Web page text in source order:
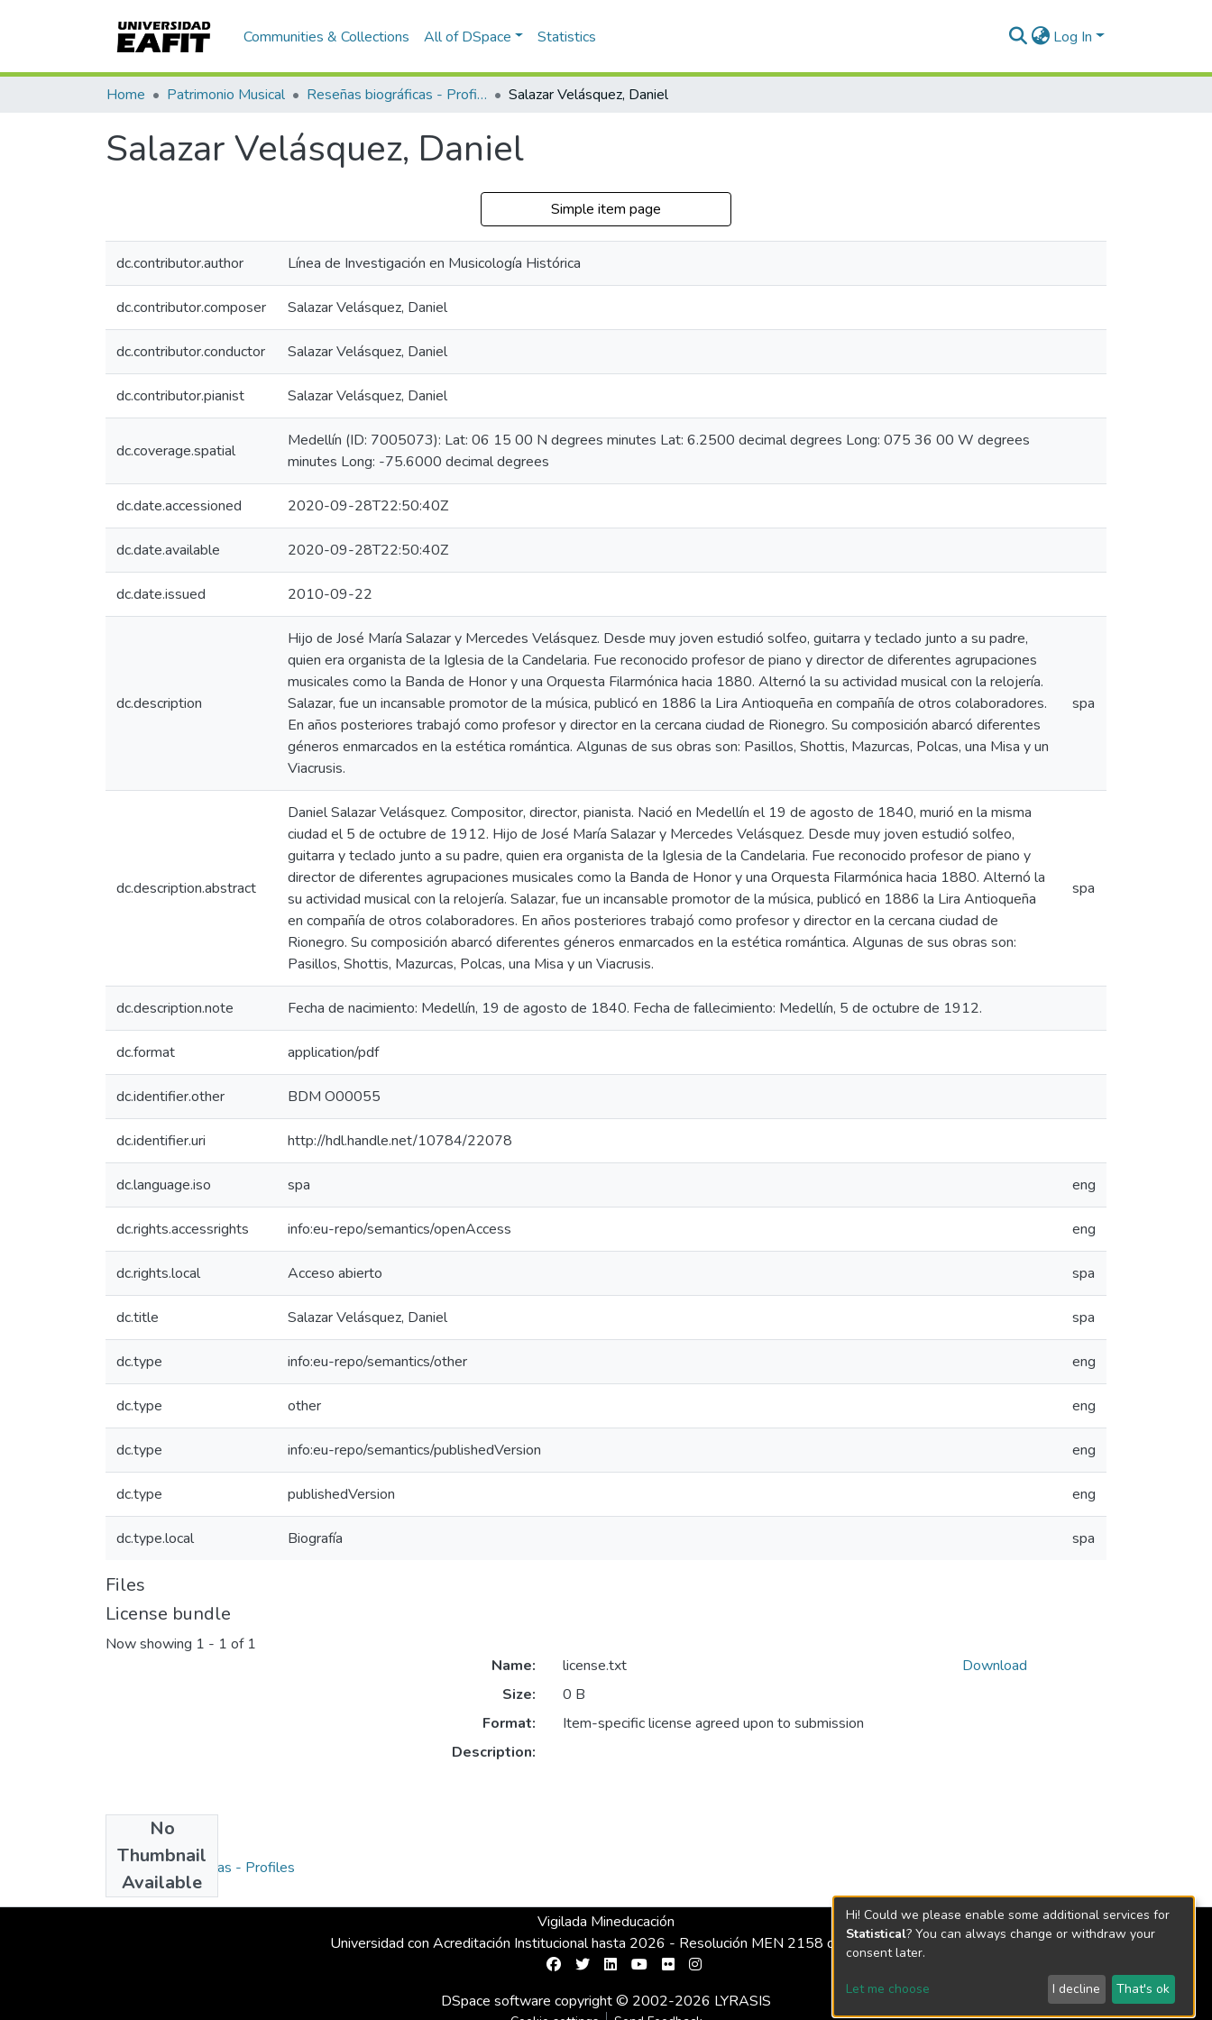
Communities & Collections All of DSpace Statistics Log In
Home Patrimonio Musical Reseñas biográficas - Profiles Salazar Velásquez, Daniel
Salazar Velásquez, Daniel
Simple item page
dc.contributor.author Línea de Investigación en Musicología Histórica
dc.contributor.composer Salazar Velásquez, Daniel
dc.contributor.conductor Salazar Velásquez, Daniel
dc.contributor.pianist Salazar Velásquez, Daniel
dc.coverage.spatial
Medellín (ID: 7005073): Lat: 06 15 00 N degrees minutes Lat: 6.2500 decimal degrees Long: 075 36 00 W degrees
minutes Long: -75.6000 decimal degrees
dc.date.accessioned 2020-09-28T22:50:40Z
dc.date.available 2020-09-28T22:50:40Z
dc.date.issued 2010-09-22
dc.description
Hijo de José María Salazar y Mercedes Velásquez. Desde muy joven estudió solfeo, guitarra y teclado junto a su padre,
quien era organista de la Iglesia de la Candelaria. Fue reconocido profesor de piano y director de diferentes agrupaciones
musicales como la Banda de Honor y una Orquesta Filarmónica hacia 1880. Alternó la su actividad musical con la relojería.
Salazar, fue un incansable promotor de la música, publicó en 1886 la Lira Antioqueña en compañía de otros colaboradores.
En años posteriores trabajó como profesor y director en la cercana ciudad de Rionegro. Su composición abarcó diferentes
géneros enmarcados en la estética romántica. Algunas de sus obras son: Pasillos, Shottis, Mazurcas, Polcas, una Misa y un
Viacrusis.
spa
dc.description.abstract
Daniel Salazar Velásquez. Compositor, director, pianista. Nació en Medellín el 19 de agosto de 1840, murió en la misma
ciudad el 5 de octubre de 1912. Hijo de José María Salazar y Mercedes Velásquez. Desde muy joven estudió solfeo,
guitarra y teclado junto a su padre, quien era organista de la Iglesia de la Candelaria. Fue reconocido profesor de piano y
director de diferentes agrupaciones musicales como la Banda de Honor y una Orquesta Filarmónica hacia 1880. Alternó la
su actividad musical con la relojería. Salazar, fue un incansable promotor de la música, publicó en 1886 la Lira Antioqueña
en compañía de otros colaboradores. En años posteriores trabajó como profesor y director en la cercana ciudad de
Rionegro. Su composición abarcó diferentes géneros enmarcados en la estética romántica. Algunas de sus obras son:
Pasillos, Shottis, Mazurcas, Polcas, una Misa y un Viacrusis.
spa
dc.description.note Fecha de nacimiento: Medellín, 19 de agosto de 1840. Fecha de fallecimiento: Medellín, 5 de octubre de 1912.
dc.format application/pdf
dc.identifier.other BDM O00055
dc.identifier.uri http://hdl.handle.net/10784/22078
dc.language.iso spa eng
dc.rights.accessrights info:eu-repo/semantics/openAccess eng
dc.rights.local Acceso abierto spa
dc.title Salazar Velásquez, Daniel spa
dc.type info:eu-repo/semantics/other eng
dc.type other eng
dc.type info:eu-repo/semantics/publishedVersion eng
dc.type publishedVersion eng
dc.type.local Biografía spa
Files
License bundle
Now showing 1 - 1 of 1
No
Thumbnail
Available
Name:
license.txt
Size:
0 B
Format:
Item-specific license agreed upon to submission
Description:
Download
Collections
Reseñas biográficas - Profiles
Vigilada Mineducación
Universidad con Acreditación Institucional hasta 2026 - Resolución MEN 2158 de 2018
DSpace software copyright © 2002-2026 LYRASIS
Hi! Could we please enable some additional services for
Statistical? You can always change or withdraw your
consent later.
Let me choose I decline That's ok